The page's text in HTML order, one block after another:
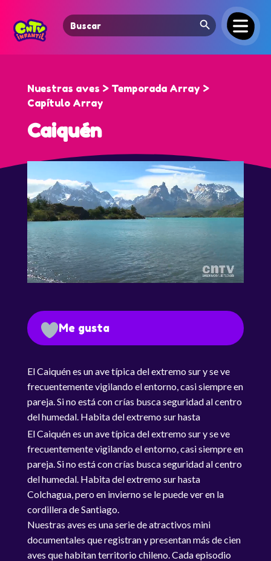
Search
for:
Search Button
Nuestras aves > Temporada Array >
Capítulo Array
Caiquén
Me gusta
El Caiquén es un ave típica del extremo sur y se ve
frecuentemente vigilando el entorno, casi siempre en
pareja. Si no está con crías busca seguridad al centro
del humedal. Habita del extremo sur hasta
Colchagua, pero en invierno se le puede ver en la
cordillera de Santiago.
El Caiquén es un ave típica del extremo sur y se ve
frecuentemente vigilando el entorno, casi siempre en
pareja. Si no está con crías busca seguridad al centro
del humedal. Habita del extremo sur hasta
Colchagua, pero en invierno se le puede ver en la
cordillera de Santiago.
Nuestras aves es una serie de atractivos mini
documentales que registran y presentan más de cien
aves que habitan territorio chileno. Cada episodio